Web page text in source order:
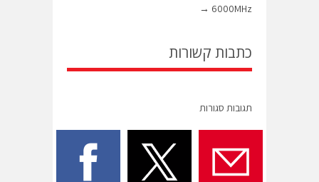
6000MHz
→
כתבות קשורות
תגובות סגורות